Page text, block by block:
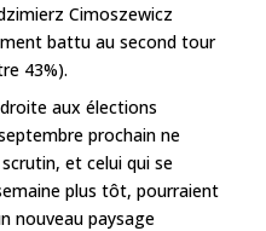
Cimoszewicz
battu au second tour
43%).
aux élections
prochain ne
et celui qui se
plus tôt, pourraient
nouveau paysage